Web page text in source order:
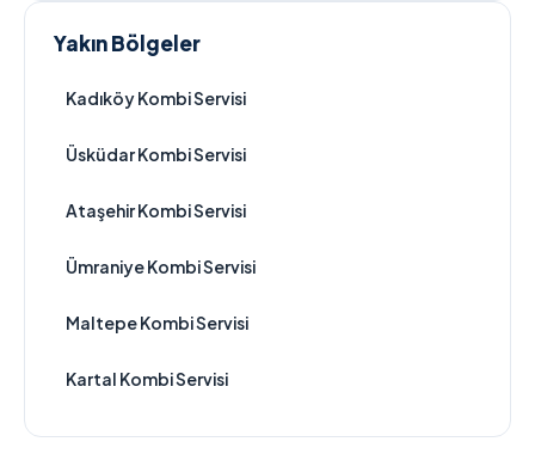
Yakın Bölgeler
Kadıköy Kombi Servisi
Üsküdar Kombi Servisi
Ataşehir Kombi Servisi
Ümraniye Kombi Servisi
Maltepe Kombi Servisi
Kartal Kombi Servisi